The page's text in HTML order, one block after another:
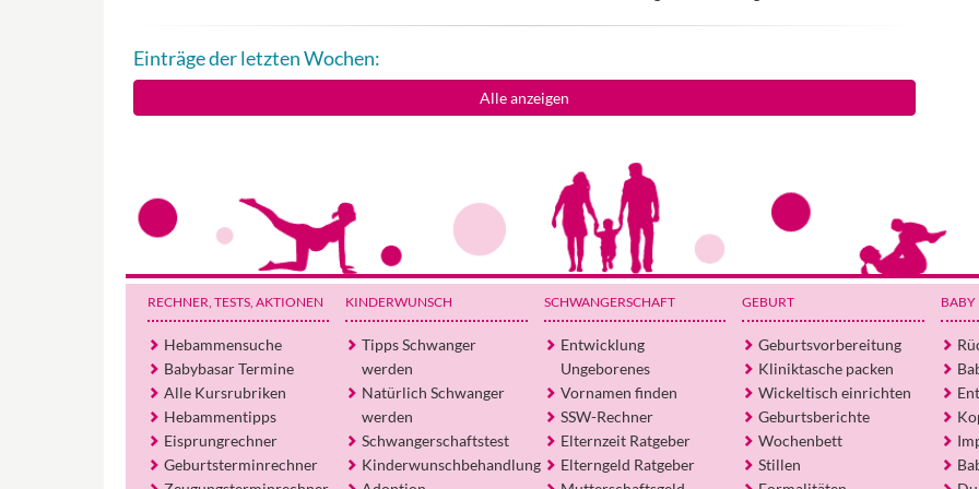
Einträge der letzten Wochen:
Alle anzeigen
RECHNER, TESTS, AKTIONEN
Hebammensuche
Babybasar Termine
Alle Kursrubriken
Hebammentipps
Eisprungrechner
Geburtsterminrechner
KINDERWUNSCH
Tipps Schwanger
werden
Natürlich Schwanger
werden
Schwangerschaftstest
Kinderwunschbehandlung
SCHWANGERSCHAFT
Entwicklung
Ungeborenes
Vornamen finden
SSW-Rechner
Elternzeit Ratgeber
Elterngeld Ratgeber
GEBURT
Geburtsvorbereitung
Kliniktasche packen
Wickeltisch einrichten
Geburtsberichte
Wochenbett
Stillen
BABY